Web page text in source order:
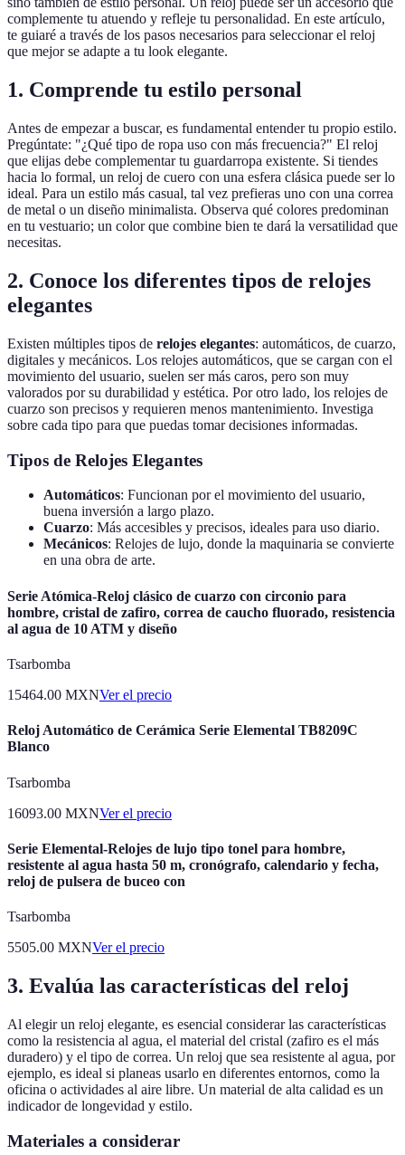
complemente tu atuendo y refleje tu personalidad. En este artículo,
te guiaré a través de los pasos necesarios para seleccionar el reloj
que mejor se adapte a tu look elegante.
1. Comprende tu estilo personal
Antes de empezar a buscar, es fundamental entender tu propio estilo.
Pregúntate: "¿Qué tipo de ropa uso con más frecuencia?" El reloj
que elijas debe complementar tu guardarropa existente. Si tiendes
hacia lo formal, un reloj de cuero con una esfera clásica puede ser lo
ideal. Para un estilo más casual, tal vez prefieras uno con una correa
de metal o un diseño minimalista. Observa qué colores predominan
en tu vestuario; un color que combine bien te dará la versatilidad que
necesitas.
2. Conoce los diferentes tipos de relojes
elegantes
Existen múltiples tipos de relojes elegantes: automáticos, de cuarzo,
digitales y mecánicos. Los relojes automáticos, que se cargan con el
movimiento del usuario, suelen ser más caros, pero son muy
valorados por su durabilidad y estética. Por otro lado, los relojes de
cuarzo son precisos y requieren menos mantenimiento. Investiga
sobre cada tipo para que puedas tomar decisiones informadas.
Tipos de Relojes Elegantes
Automáticos: Funcionan por el movimiento del usuario,
buena inversión a largo plazo.
Cuarzo: Más accesibles y precisos, ideales para uso diario.
Mecánicos: Relojes de lujo, donde la maquinaria se convierte
en una obra de arte.
Serie Atómica-Reloj clásico de cuarzo con circonio para
hombre, cristal de zafiro, correa de caucho fluorado, resistencia
al agua de 10 ATM y diseño
Tsarbomba
15464.00 MXNVer el precio
Reloj Automático de Cerámica Serie Elemental TB8209C
Blanco
Tsarbomba
16093.00 MXNVer el precio
Serie Elemental-Relojes de lujo tipo tonel para hombre,
resistente al agua hasta 50 m, cronógrafo, calendario y fecha,
reloj de pulsera de buceo con
Tsarbomba
5505.00 MXNVer el precio
3. Evalúa las características del reloj
Al elegir un reloj elegante, es esencial considerar las características
como la resistencia al agua, el material del cristal (zafiro es el más
duradero) y el tipo de correa. Un reloj que sea resistente al agua, por
ejemplo, es ideal si planeas usarlo en diferentes entornos, como la
oficina o actividades al aire libre. Un material de alta calidad es un
indicador de longevidad y estilo.
Materiales a considerar